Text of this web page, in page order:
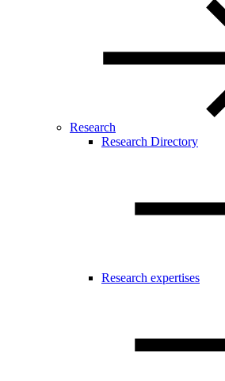
Research
Research Directory
Research expertises